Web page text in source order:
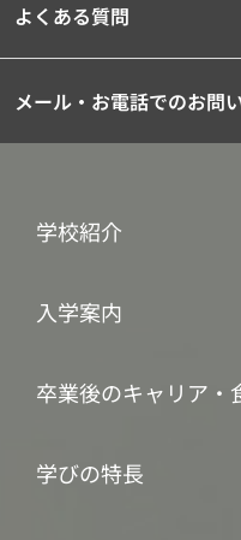
よくある質問
メール・お電話でのお問
学校紹介
入学案内
卒業後のキャリア・
学びの特長